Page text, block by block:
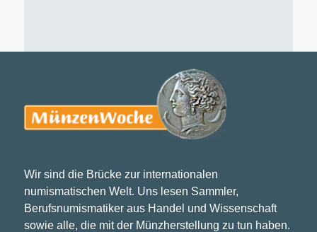
Wir sind die Brücke zur internationalen
numismatischen Welt. Uns lesen Sammler,
Berufsnumismatiker aus Handel und Wissenschaft
sowie alle, die mit der Münzherstellung zu tun haben.